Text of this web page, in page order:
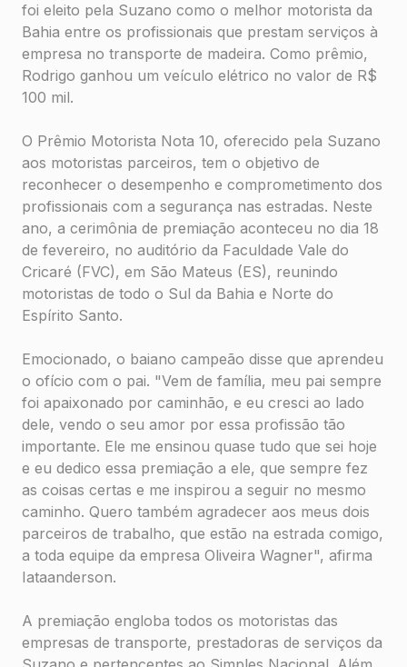
foi eleito pela Suzano como o melhor motorista da
Bahia entre os profissionais que prestam serviços à
empresa no transporte de madeira. Como prêmio,
Rodrigo ganhou um veículo elétrico no valor de R$
100 mil.
O Prêmio Motorista Nota 10, oferecido pela Suzano
aos motoristas parceiros, tem o objetivo de
reconhecer o desempenho e comprometimento dos
profissionais com a segurança nas estradas. Neste
ano, a cerimônia de premiação aconteceu no dia 18
de fevereiro, no auditório da Faculdade Vale do
Cricaré (FVC), em São Mateus (ES), reunindo
motoristas de todo o Sul da Bahia e Norte do
Espírito Santo.
Emocionado, o baiano campeão disse que aprendeu
o ofício com o pai. "Vem de família, meu pai sempre
foi apaixonado por caminhão, e eu cresci ao lado
dele, vendo o seu amor por essa profissão tão
importante. Ele me ensinou quase tudo que sei hoje
e eu dedico essa premiação a ele, que sempre fez
as coisas certas e me inspirou a seguir no mesmo
caminho. Quero também agradecer aos meus dois
parceiros de trabalho, que estão na estrada comigo,
a toda equipe da empresa Oliveira Wagner", afirma
Iataanderson.
A premiação engloba todos os motoristas das
empresas de transporte, prestadoras de serviços da